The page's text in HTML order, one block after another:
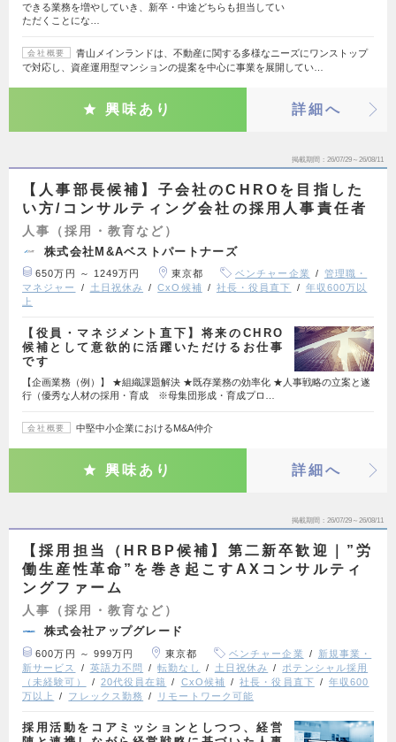
できる業務を増やしていき、新卒・中途どちらも担当してい
ただくことにな…
会社概要
青山メインランドは、不動産に関する多様なニーズにワンストップ
で対応し、資産運用型マンションの提案を中心に事業を展開してい…
興味あり 詳細へ
掲載期間 26/07/29～26/08/11
【人事部長候補】子会社のCHROを目指した
い方/コンサルティング会社の採用人事責任者
人事（採用・教育など）
株式会社M&Aベストパートナーズ
650万円 ～ 1249万円 東京都 ベンチャー企業
管理職・
マネジャー
土日祝休み CxO候補 社長・役員直下
年収600万以
上
【役員・マネジメント直下】将来のCHRO
候補として意欲的に活躍いただけるお仕事
です
【企画業務（例）】 ★組織課題解決 ★既存業務の効率化 ★人事戦略の立案と遂
行（優秀な人材の採用・育成 ※母集団形成・育成プロ…
会社概要 中堅中小企業におけるM&A仲介
興味あり 詳細へ
掲載期間 26/07/29～26/08/11
【採用担当（HRBP候補】第二新卒歓迎｜”労
働生産性革命”を巻き起こすAXコンサルティ
ングファーム
人事（採用・教育など）
株式会社アップグレード
600万円 ～ 999万円 東京都 ベンチャー企業
新規事業・
新サービス
英語力不問 転勤なし 土日祝休み
ポテンシャル採用
（未経験可）
20代役員在籍 CxO候補 社長・役員直下
年収600
万以上
フレックス勤務 リモートワーク可能
採用活動をコアミッションとしつつ、経営